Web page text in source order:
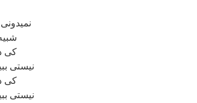
کی
نیستی
کی
نیستی